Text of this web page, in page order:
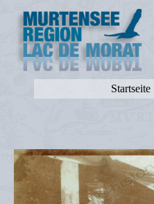
Startseite